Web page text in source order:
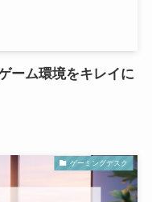
ーム環境をキレイに
ゲーミングデスク